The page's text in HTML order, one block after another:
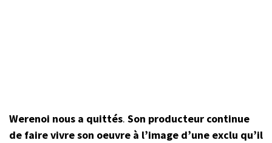
Werenoi nous a quittés. Son producteur continue
de faire vivre son oeuvre à l’image d’une exclu qu’il